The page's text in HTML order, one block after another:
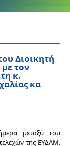
Διοικητή
με τον
κ.
κα
μεταξύ του
της ΕΥΔΑΜ,